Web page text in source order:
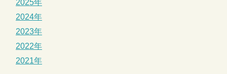
2025年
2024年
2023年
2022年
2021年